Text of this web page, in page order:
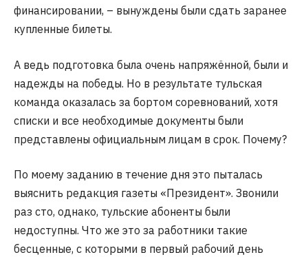
финансировании, – вынуждены были сдать заранее
купленные билеты.
А ведь подготовка была очень напряжённой, были и
надежды на победы. Но в результате тульская
команда оказалась за бортом соревнований, хотя
списки и все необходимые документы были
представлены официальным лицам в срок. Почему?
По моему заданию в течение дня это пыталась
выяснить редакция газеты «Президент». Звонили
раз сто, однако, тульские абоненты были
недоступны. Что же это за работники такие
бесценные, с которыми в первый рабочий день